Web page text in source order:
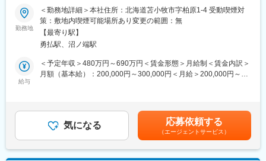
■業務の魅力：
水素社会という成長市場に直接関与できる点が最大の魅力です。
少人数体制で裁量を持ち、官庁協議や品質管理など幅広い業務を
経験できます。北海道勤務を通じて、地域プロジェクトに深く関
わりながらキャリアの幅を広げられます。
■働く環境：
現時点では茨城県つくばみらい市を中心に勤務。プロジェクト開
緊急対応の場合を除き、基本夜勤もなく、複数名体制で働きやす
い環境です。
※会社都合による転居の際は、引越代及び宿舎などは当社負担とな
いすゞ自動車グループの主要な生産拠点として、自動車用エンジ
ン・トランスミッション関連の部品製造等を行う同工場にて、安
全衛生管理業務をお任せします。
■業務詳細：
※ケガや事故の未然防止、及び再発防止のため、計画的・継続的に
諸対策を講じる業務をお任せします。具体的には下記をお任せし
ます。
■安全管理業務の目的：
(1)従業員がケガや事故を起こさない、起こさせない労働環境を構
勤務地
＜勤務地詳細＞本社住所：北海道苫小牧市字柏原1-4 受動喫煙対
策：敷地内喫煙可能場所あり変更の範囲：無
【最寄り駅】
勇払駅、沼ノ端駅
給与
＜予定年収＞480万円～690万円＜賃金形態＞月給制＜賃金内訳＞
月額（基本給）：200,000円～300,000円＜月給＞200,000円～
年/主事クラス/扶養有）700万円(38歳/経験14年/課長クラス)賃金
はあくまでも目安の金額であり、選考を通じて上下する可能性が
あります。月給(月額)は固定手当を含めた表記です。
気になる 応募依頼する
（エージェントサービス）